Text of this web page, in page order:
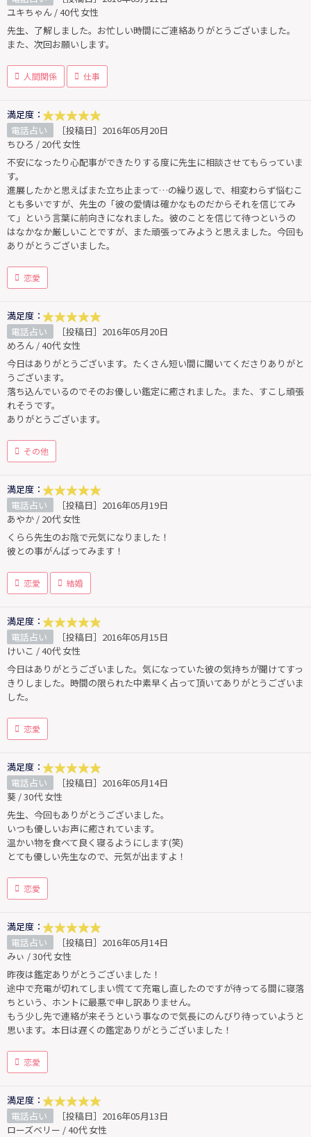
ユキちゃん / 40代 女性
先生、了解しました。お忙しい時間にご連絡ありがとうございました。
また、次回お願いします。
人間関係 仕事
満足度：
電話占い
［投稿日］2016年05月20日
ちひろ / 20代 女性
不安になったり心配事ができたりする度に先生に相談させてもらっていま
す。
進展したかと思えばまた立ち止まって…の繰り返しで、相変わらず悩むこ
とも多いですが、先生の「彼の愛情は確かなものだからそれを信じてみ
て」という言葉に前向きになれました。彼のことを信じて待つというの
はなかなか厳しいことですが、また頑張ってみようと思えました。今回も
ありがとうございました。
恋愛
満足度：
電話占い
［投稿日］2016年05月20日
めろん / 40代 女性
今日はありがとうございます。たくさん短い間に聞いてくださりありがと
うございます。
落ち込んでいるのでそのお優しい鑑定に癒されました。また、すこし頑張
れそうです。
ありがとうございます。
その他
満足度：
電話占い
［投稿日］2016年05月19日
あやか / 20代 女性
くらら先生のお陰で元気になりました！
彼との事がんばってみます！
恋愛 結婚
満足度：
電話占い
［投稿日］2016年05月15日
けいこ / 40代 女性
今日はありがとうございました。気になっていた彼の気持ちが聞けてすっ
きりしました。時間の限られた中素早く占って頂いてありがとうございま
した。
恋愛
満足度：
電話占い
［投稿日］2016年05月14日
葵 / 30代 女性
先生、今回もありがとうございました。
いつも優しいお声に癒されています。
温かい物を食べて良く寝るようにします(笑)
とても優しい先生なので、元気が出ますよ！
恋愛
満足度：
電話占い
［投稿日］2016年05月14日
みぃ / 30代 女性
昨夜は鑑定ありがとうございました！
途中で充電が切れてしまい慌てて充電し直したのですが待ってる間に寝落
ちという、ホントに最悪で申し訳ありません。
もう少し先で連絡が来そうという事なので気長にのんびり待っていようと
思います。本日は遅くの鑑定ありがとうございました！
恋愛
満足度：
電話占い
［投稿日］2016年05月13日
ローズベリー / 40代 女性